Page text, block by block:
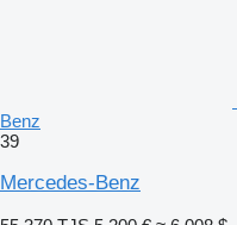
Benz
39
Mercedes-Benz